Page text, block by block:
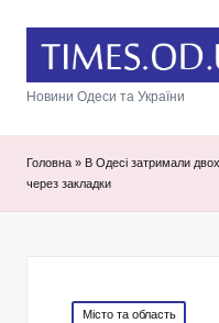
Новини Одеси та України
Головна » В Одесі затримали двох
через закладки
Posted
Місто та область